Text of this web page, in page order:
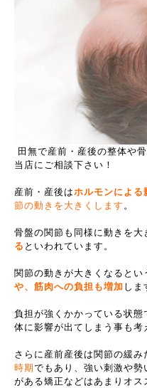
田無で産前・産後の整体や
当店にご相談下さい！
産前・産後はホルモンによる
節の動きを大きくします 。
骨盤の関節も同様に動きを大
る といわれています。
関節の動きが大きくなると
や、筋肉への負担も増加 しま
負担が強くかかっている状
体に影響が出てしまう事も考
さらに産前産後は関節の緩み
時期でもあり、強い刺激や
がある矯正などはあまりオス